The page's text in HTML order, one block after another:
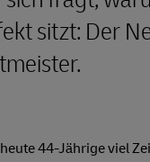
sitzt: Der
44-Jährige viel